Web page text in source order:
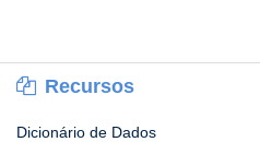
Recursos
Dicionário de Dados